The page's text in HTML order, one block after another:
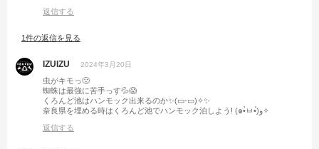
返信する
1件の返信を見る
IZUIZU 2024年3月20日
虫がキモっ🤢
蜘蛛は最強に苦手っす💦😱
くろんど池はハンモック出来るのか✨(▭-▭)✧✨
奈良県を埋める時はくろんど池でハンモック泊しよう! (๑•̀ㅂ•́)و✧
返信する